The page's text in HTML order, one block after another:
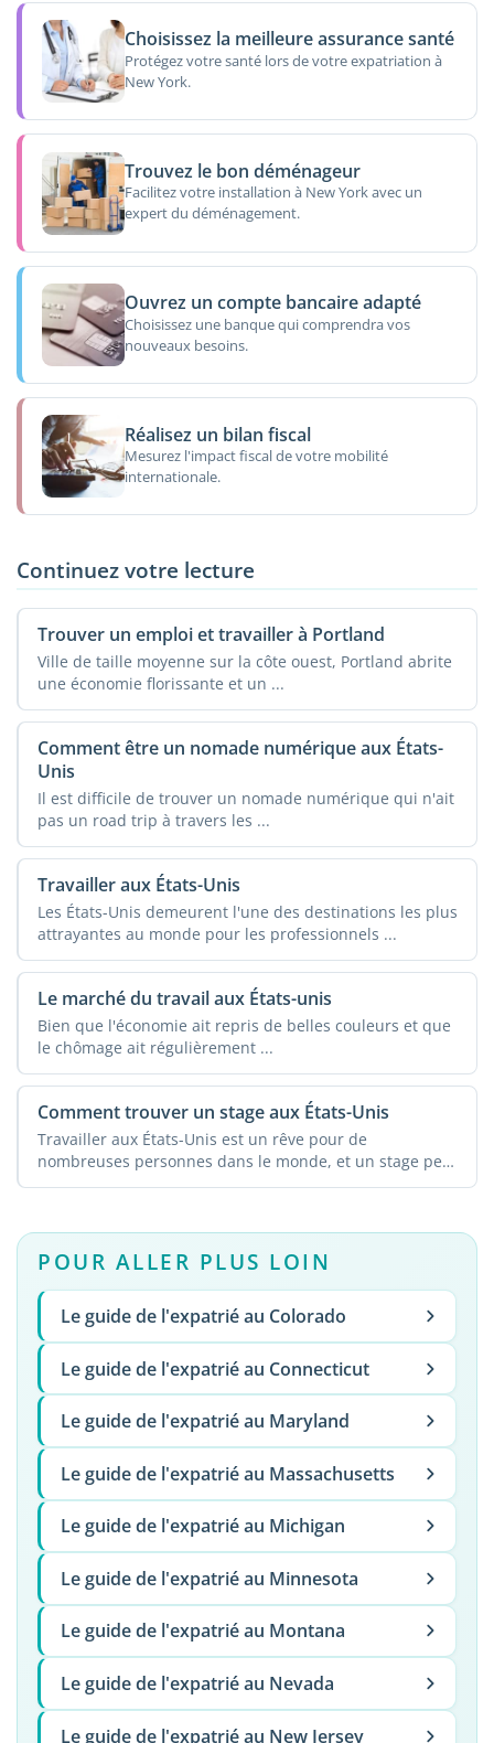
Choisissez la meilleure assurance santé
Protégez votre santé lors de votre expatriation à
New York.
Trouvez le bon déménageur
Facilitez votre installation à New York avec un
expert du déménagement.
Ouvrez un compte bancaire adapté
Choisissez une banque qui comprendra vos
nouveaux besoins.
Réalisez un bilan fiscal
Mesurez l'impact fiscal de votre mobilité
internationale.
Continuez votre lecture
Trouver un emploi et travailler à Portland
Ville de taille moyenne sur la côte ouest, Portland abrite
une économie florissante et un ...
Comment être un nomade numérique aux États-
Unis
Il est difficile de trouver un nomade numérique qui n'ait
pas un road trip à travers les ...
Travailler aux États-Unis
Les États-Unis demeurent l'une des destinations les plus
attrayantes au monde pour les professionnels ...
Le marché du travail aux États-unis
Bien que l'économie ait repris de belles couleurs et que
le chômage ait régulièrement ...
Comment trouver un stage aux États-Unis
Travailler aux États-Unis est un rêve pour de
nombreuses personnes dans le monde, et un stage peut
...
POUR ALLER PLUS LOIN
Le guide de l'expatrié au Colorado
Le guide de l'expatrié au Connecticut
Le guide de l'expatrié au Maryland
Le guide de l'expatrié au Massachusetts
Le guide de l'expatrié au Michigan
Le guide de l'expatrié au Minnesota
Le guide de l'expatrié au Montana
Le guide de l'expatrié au Nevada
Le guide de l'expatrié au New Jersey